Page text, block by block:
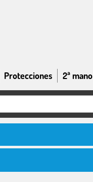
Protecciones 2ª mano